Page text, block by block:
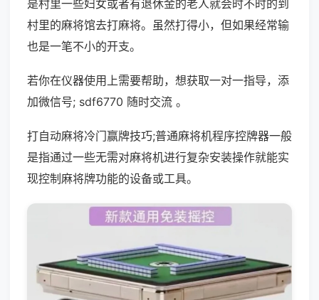
是村里一些妇女或者有退休金的老人就会时不时的到
村里的麻将馆去打麻将。虽然打得小，但如果经常输
也是一笔不小的开支。
若你在仪器使用上需要帮助，想获取一对一指导，添
加微信号; sdf6770 随时交流 。
打自动麻将冷门赢牌技巧;普通麻将机程序控牌器一般
是指通过一些无需对麻将机进行复杂安装操作就能实
现控制麻将牌功能的设备或工具。